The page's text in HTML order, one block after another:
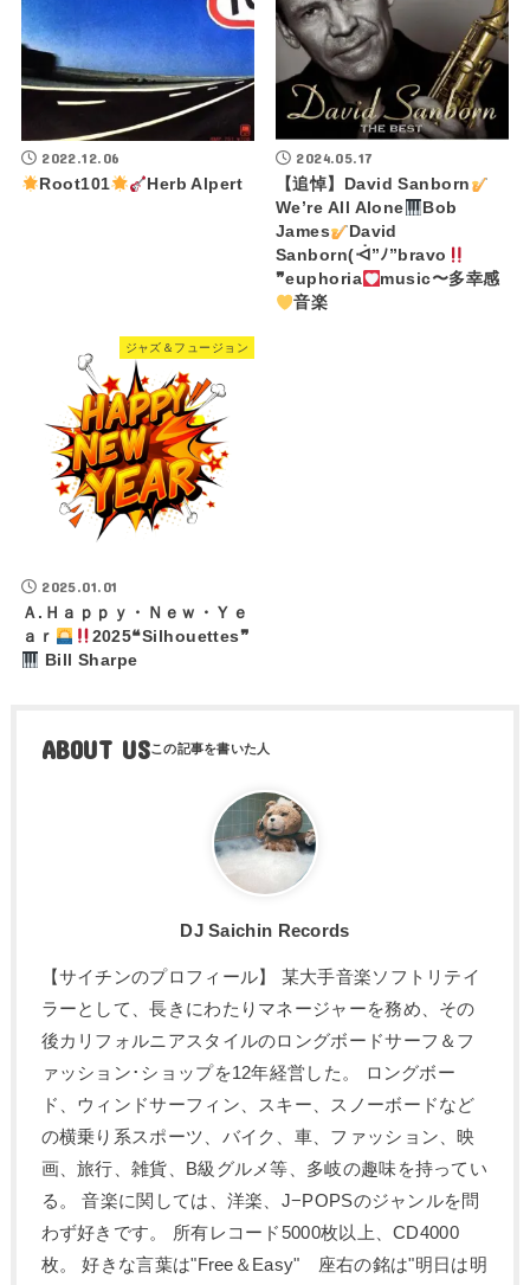
2022.12.06
Root101
Herb Alpert
2024.05.17
【追悼】David Sanborn
We’re All Alone
Bob
James
David
Sanborn(ᐙ”ﾉ”bravo
❞euphoria
music〜多幸感
音楽
ジャズ＆フュージョン
2025.01.01
Ａ.Ｈａｐｐｙ・Ｎｅｗ・Ｙｅ
ａｒ
2025❝Silhouettes❞
Bill Sharpe
ABOUT US
DJ Saichin Records
【サイチンのプロフィール】 某大手音楽ソフトリテイ
ラーとして、長きにわたりマネージャーを務め、その
後カリフォルニアスタイルのロングボードサーフ＆フ
ァッション･ショップを12年経営した。 ロングボー
ド、ウィンドサーフィン、スキー、スノーボードなど
の横乗り系スポーツ、バイク、車、ファッション、映
画、旅行、雑貨、B級グルメ等、多岐の趣味を持ってい
る。 音楽に関しては、洋楽、J−POPSのジャンルを問
わず好きです。 所有レコード5000枚以上、CD4000
枚。 好きな言葉は"Free＆Easy" 座右の銘は"明日は明